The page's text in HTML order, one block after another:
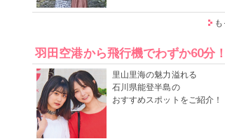
羽田空港から飛行機でわずか60分！
里山里海の魅力溢れる
石川県能登半島の
おすすめスポットをご紹介！